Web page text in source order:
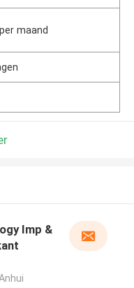
maand
Imp &